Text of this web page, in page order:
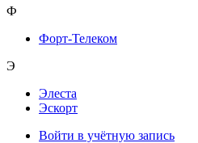
Ф
Форт-Телеком
Э
Элеста
Эскорт
Войти в учётную запись